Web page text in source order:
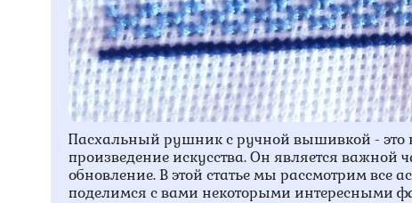
Пасхальный рушник с ручной вышивкой - это
произведение искусства. Он является важной
обновление. В этой статье мы рассмотрим
поделимся с вами некоторыми интересными